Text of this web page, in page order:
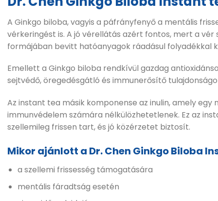
A Ginkgo biloba, vagyis a páfrányfenyő a mentális
vérkeringést is. A jó vérellátás azért fontos, mert a
formájában bevitt hatóanyagok ráadásul folyadékkal
Emellett a Ginkgo biloba rendkívül gazdag
sejtvédő, öregedésgátló és immunerősítő
Az instant tea másik komponense az inulin, amely
immunvédelem számára nélkülözhetetlenek. Ez az
szellemileg frissen tart, és jó közérzetet biztosít.
Mikor ajánlott a Dr. Chen Ginkgo Biloba
a szellemi frissesség támogatására
mentális fáradtság esetén